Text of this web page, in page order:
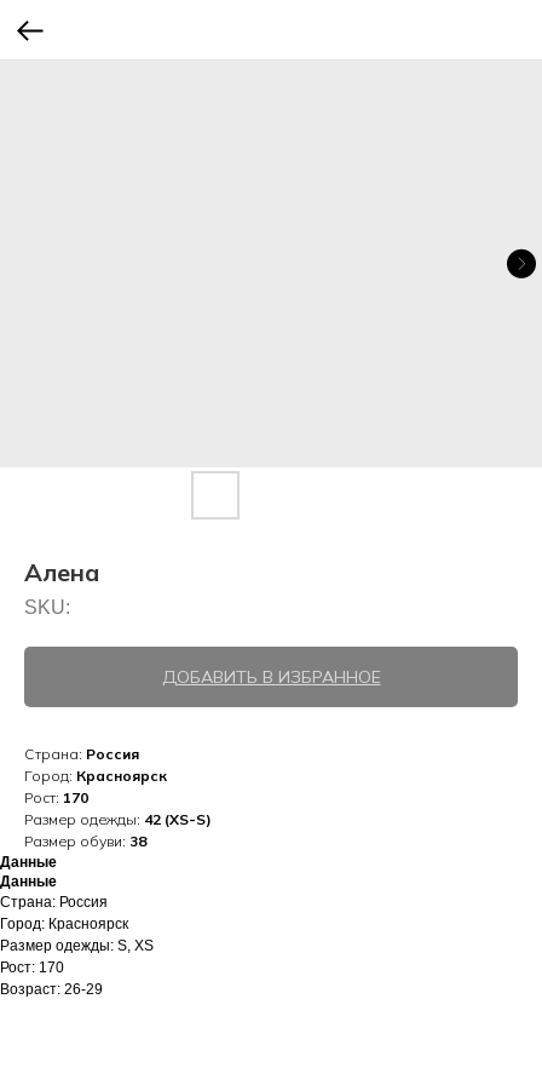
Алена
SKU:
ДОБАВИТЬ В ИЗБРАННОЕ
Страна: Россия
Город: Красноярск
Рост: 170
Размер одежды: 42 (XS-S)
Размер обуви: 38
Данные
Данные
Страна: Россия
Город: Красноярск
Размер одежды: S, XS
Рост: 170
Возраст: 26-29